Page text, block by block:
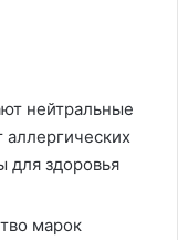
нейтральные
для здоровья
марок